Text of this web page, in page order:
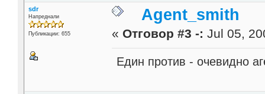
sdr
Напреднали
Публикации: 655
Agent_smith
« Отговор #3 -: Jul 05,
Един против - очевидно